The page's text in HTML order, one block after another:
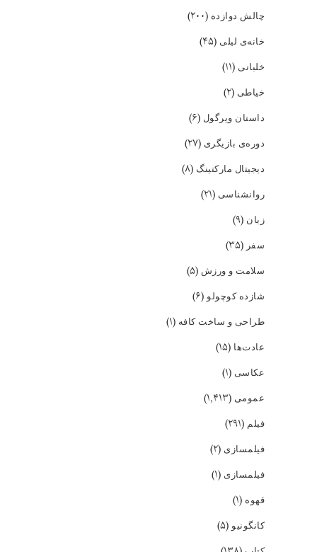
چالش دوازده (۲۰۰)
خانه‌ی لیلی (۴۵)
خلبانی (۱۱)
خیاطی (۲)
داستان ویرگول (۶)
دوره‌ی بازیگری (۲۷)
دیجیتال مارکتینگ (۸)
روانشناسی (۲۱)
زبان (۹)
سفر (۳۵)
سلامت و ورزش (۵)
شازده کوچولو(۶)
طراحی و ساخت کافه (۱)
عادت‌ها (۱۵)
عکاسی (۱)
عمومی (۱,۴۱۳)
فیلم (۲۹۱)
فیلمسازی (۲)
فیلمسازی (۱)
قهوه (۱)
کانگونیو(۵)